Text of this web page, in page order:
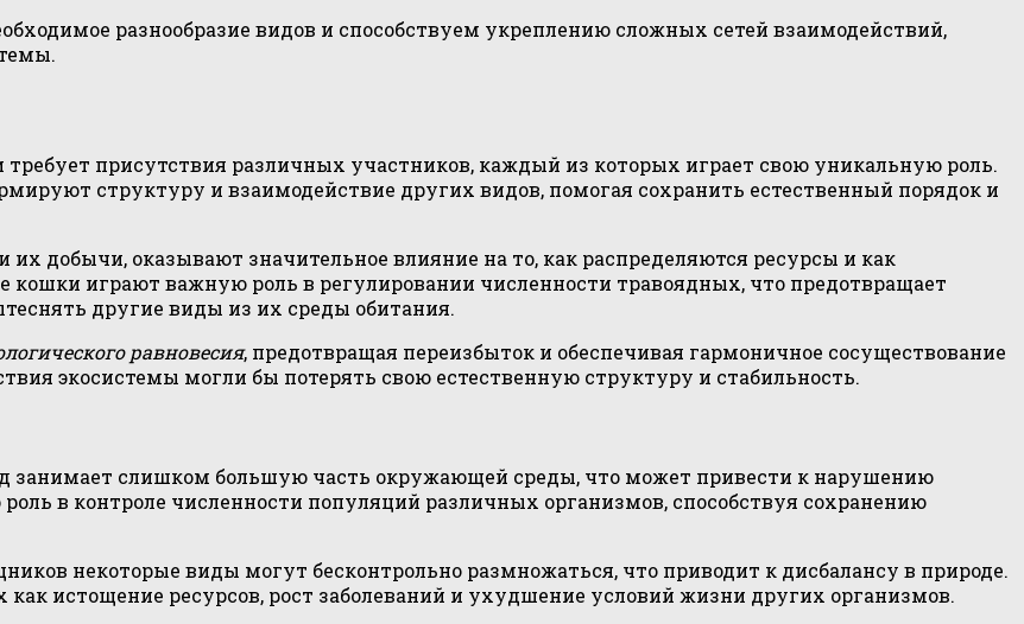
разнообразие видов и способствуем укреплению сложных сетей взаимодействий,
присутствия различных участников, каждый из которых играет свою уникальную роль.
структуру и взаимодействие других видов, помогая сохранить естественный порядок и
добычи, оказывают значительное влияние на то, как распределяются ресурсы и как
играют важную роль в регулировании численности травоядных, что предотвращает
другие виды из их среды обитания.
равновесия, предотвращая переизбыток и обеспечивая гармоничное сосуществование
экосистемы могли бы потерять свою естественную структуру и стабильность.
занимает слишком большую часть окружающей среды, что может привести к нарушению
в контроле численности популяций различных организмов, способствуя сохранению
некоторые виды могут бесконтрольно размножаться, что приводит к дисбалансу в природе.
истощение ресурсов, рост заболеваний и ухудшение условий жизни других организмов.